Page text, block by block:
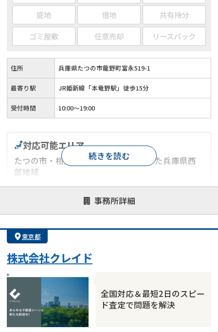
底地
借地
共有持分
ゴミ屋敷
任意売却 リースバック
住所 兵庫県たつの市龍野町富永519-1
最寄り駅 JR姫新線「本竜野駅」徒歩15分
受付時間 10:00～19:00
事務所詳細
対応可能エリア
たつの市・相生市・太子町を中心とした兵庫県西
部地域
オンライン面談可能
決済までが早い
1億円以上の買取可
業歴10年以上
業者案件歓迎
士業連携有り
続きを読む
東京都
株式会社クレイド
全国対応＆最短2日のスピー
ド査定で問題を解決